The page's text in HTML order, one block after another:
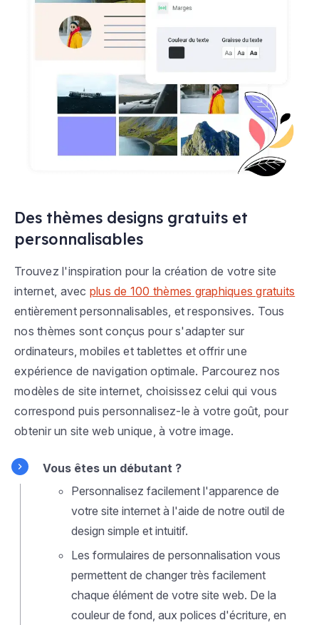
Des thèmes designs gratuits et
personnalisables
Trouvez l'inspiration pour la création de votre site
internet, avec plus de 100 thèmes graphiques gratuits
entièrement personnalisables, et responsives. Tous
nos thèmes sont conçus pour s'adapter sur
ordinateurs, mobiles et tablettes et offrir une
expérience de navigation optimale. Parcourez nos
modèles de site internet, choisissez celui qui vous
correspond puis personnalisez-le à votre goût, pour
obtenir un site web unique, à votre image.
Vous êtes un débutant ?
Personnalisez facilement l'apparence de
votre site internet à l'aide de notre outil de
design simple et intuitif.
Les formulaires de personnalisation vous
permettent de changer très facilement
chaque élément de votre site web. De la
couleur de fond, aux polices d'écriture, en